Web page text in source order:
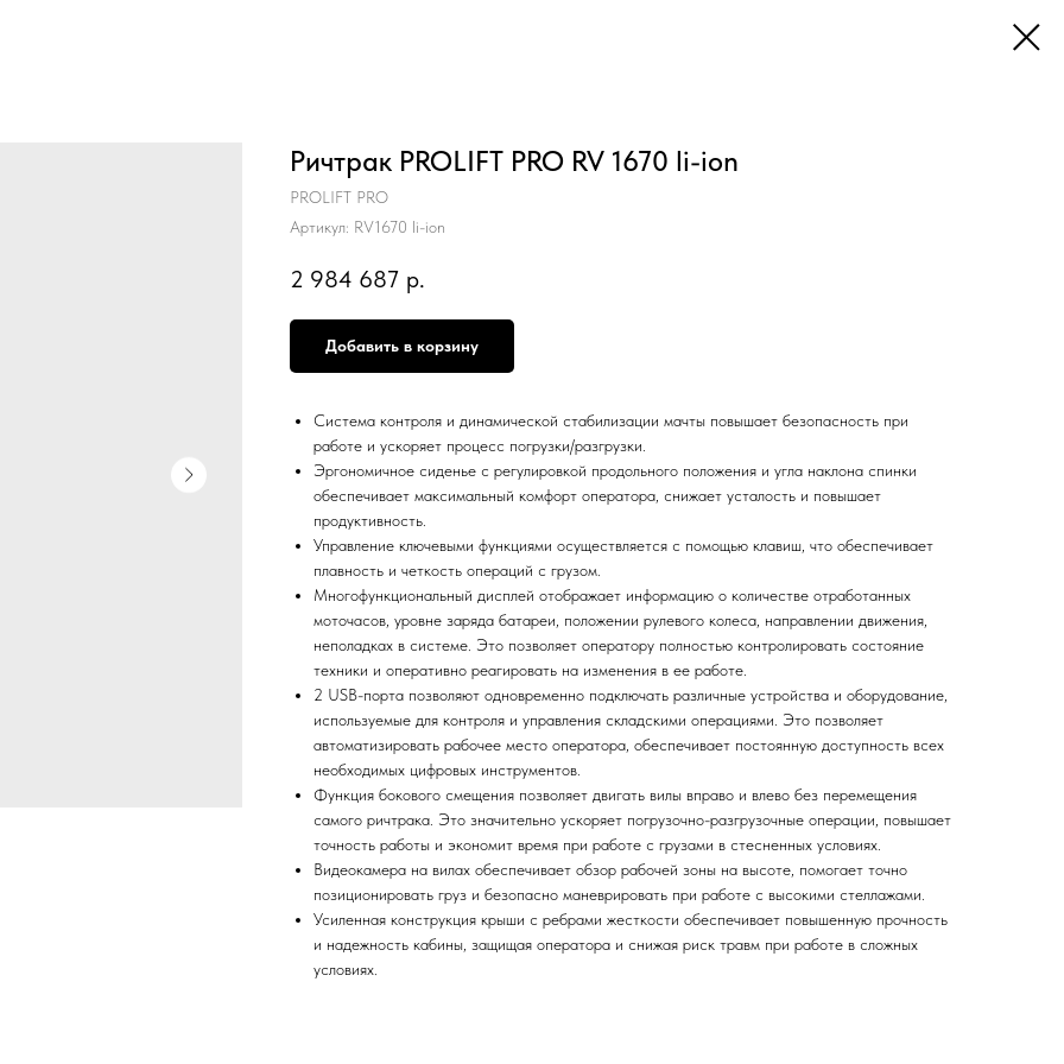
Ричтрак PROLIFT PRO RV 1670 li-ion
PROLIFT PRO
Артикул: RV1670 li-ion
2 984 687 р.
Добавить в корзину
Система контроля и динамической стабилизации мачты повышает безопасность при
работе и ускоряет процесс погрузки/разгрузки.
Эргономичное сиденье с регулировкой продольного положения и угла наклона спинки
обеспечивает максимальный комфорт оператора, снижает усталость и повышает
продуктивность.
Управление ключевыми функциями осуществляется с помощью клавиш, что обеспечивает
плавность и четкость операций с грузом.
Многофункциональный дисплей отображает информацию о количестве отработанных
моточасов, уровне заряда батареи, положении рулевого колеса, направлении движения,
неполадках в системе. Это позволяет оператору полностью контролировать состояние
техники и оперативно реагировать на изменения в ее работе.
2 USB-порта позволяют одновременно подключать различные устройства и оборудование,
используемые для контроля и управления складскими операциями. Это позволяет
автоматизировать рабочее место оператора, обеспечивает постоянную доступность всех
необходимых цифровых инструментов.
Функция бокового смещения позволяет двигать вилы вправо и влево без перемещения
самого ричтрака. Это значительно ускоряет погрузочно-разгрузочные операции, повышает
точность работы и экономит время при работе с грузами в стесненных условиях.
Видеокамера на вилах обеспечивает обзор рабочей зоны на высоте, помогает точно
позиционировать груз и безопасно маневрировать при работе с высокими стеллажами.
Усиленная конструкция крыши с ребрами жесткости обеспечивает повышенную прочность
и надежность кабины, защищая оператора и снижая риск травм при работе в сложных
условиях.